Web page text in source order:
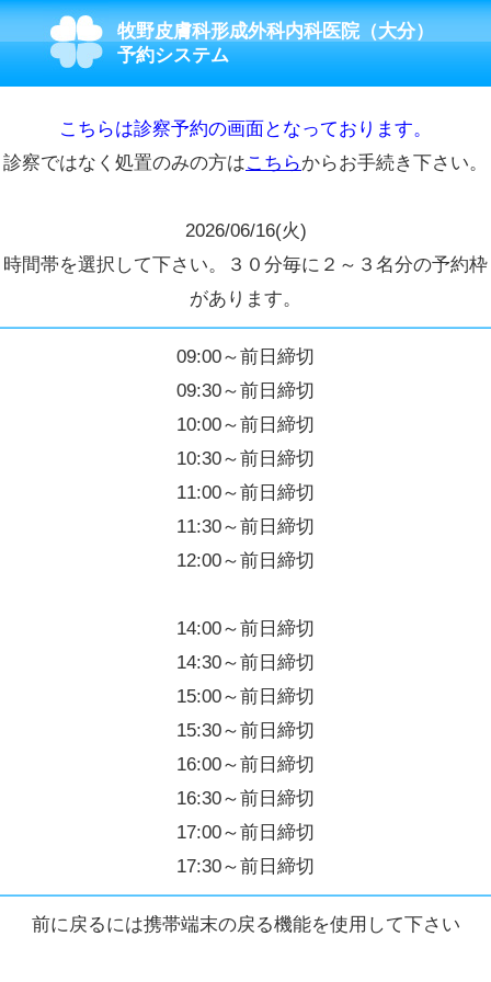
牧野皮膚科形成外科内科医院（大分）
予約システム
こちらは診察予約の画面となっております。
診察ではなく処置のみの方はこちらからお手続き下さい。
2026/06/16(火)
時間帯を選択して下さい。３０分毎に２～３名分の予約枠
があります。
09:00～前日締切
09:30～前日締切
10:00～前日締切
10:30～前日締切
11:00～前日締切
11:30～前日締切
12:00～前日締切
14:00～前日締切
14:30～前日締切
15:00～前日締切
15:30～前日締切
16:00～前日締切
16:30～前日締切
17:00～前日締切
17:30～前日締切
前に戻るには携帯端末の戻る機能を使用して下さい